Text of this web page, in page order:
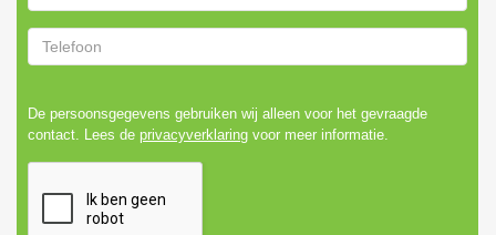
Naam
De persoonsgegevens gebruiken wij alleen voor het gevraagde
contact. Lees de privacyverklaring voor meer informatie.